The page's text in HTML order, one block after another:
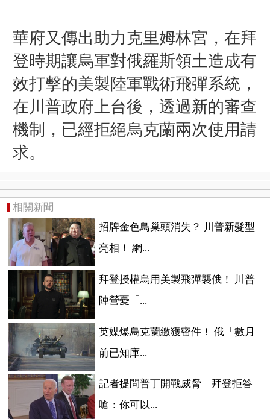
華府又傳出助力克里姆林宮，在拜
登時期讓烏軍對俄羅斯領土造成有
效打擊的美製陸軍戰術飛彈系統，
在川普政府上台後，透過新的審查
機制，已經拒絕烏克蘭兩次使用請
求。
相關新聞
招牌金色鳥巢頭消失？ 川普新髮型
亮相！ 網...
拜登授權烏用美製飛彈襲俄！ 川普
陣營憂「...
英媒爆烏克蘭繳獲密件！ 俄「數月
前已知庫...
記者提問普丁開戰威脅 拜登拒答
嗆：你可以...